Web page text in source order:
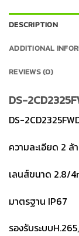
DESCRIPTION
ADDITIONAL
REVIEWS (0)
DS-
DS-
ความละเอียด 2 ล้
เลนส์ขนาด 2.8/
มาตรฐาน IP67
รองรับระบบ